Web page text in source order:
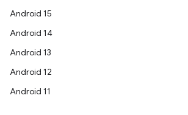
Android 15
Android 14
Android 13
Android 12
Android 11